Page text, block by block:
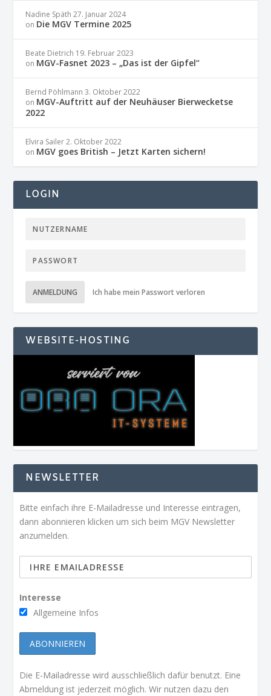
Nadine Späth 27. Januar 2024
on Die MGV Termine 2025
Beate Dietrich 19. Februar 2023
on MGV-Fasnet 2023 – „Das ist der Gipfel“
Bernd Pöhlmann 3. Oktober 2022
on MGV-Auftritt auf der Neuhäuser Bierwecketse
2022
Elvira Sailer 2. Oktober 2022
on MGV goes British – Jetzt Karten sichern!
LOGIN
ANMELDUNG Ich habe mein Passwort verloren
WEBSITE-HOSTING
NEWSLETTER
Bitte einfach ihre E-Mailadresse und Interesse eintragen,
dann abonnieren klicken um sich beim MGV Newsletter
anzumelden.
Interesse
Allgemeine Infos
Die E-Mailadresse wird ausschließlich dafür benutzt. Eine
Abmeldung ist jederzeit möglich. Wir nutzen dazu den